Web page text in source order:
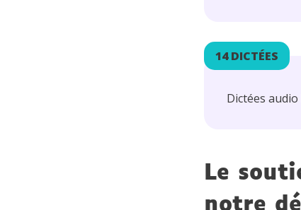
14 DICTÉES
Dictées
Le
notre